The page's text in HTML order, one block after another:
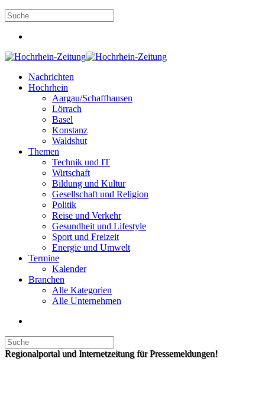
Nachrichten
Hochrhein
Aargau/Schaffhausen
Lörrach
Basel
Konstanz
Waldshut
Themen
Technik und IT
Wirtschaft
Bildung und Kultur
Gesellschaft und Religion
Politik
Reise und Verkehr
Gesundheit und Lifestyle
Sport und Freizeit
Energie und Umwelt
Termine
Kalender
Branchen
Alle Kategorien
Alle Unternehmen
Regionalportal und Internetzeitung für Pressemeldungen!